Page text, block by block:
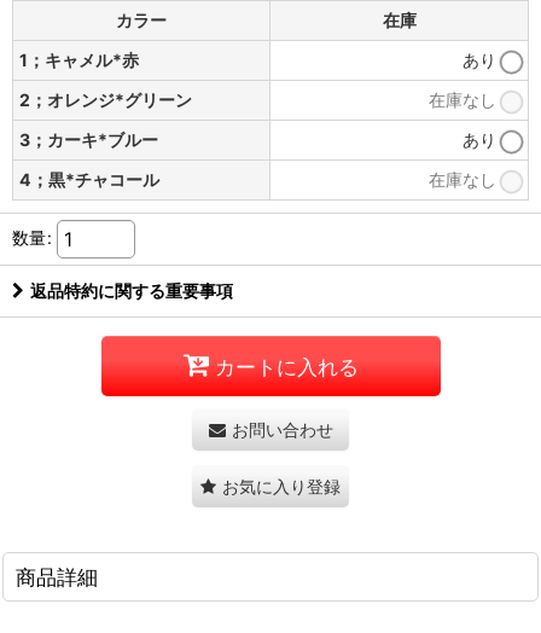
カラー
在庫
1；キャメル*赤
あり
2；オレンジ*グリーン
在庫なし
3；カーキ*ブルー
あり
4；黒*チャコール
在庫なし
数量:
返品特約に関する重要事項
カートに入れる
お問い合わせ
お気に入り登録
商品詳細